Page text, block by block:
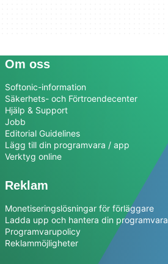
Om oss
Softonic-information
Säkerhets- och Förtroendecenter
Hjälp & Support
Jobb
Editorial Guidelines
Lägg till din programvara / app
Verktyg online
Reklam
Monetiseringslösningar för förläggare
Ladda upp och hantera din programvara
Programvarupolicy
Reklammöjligheter